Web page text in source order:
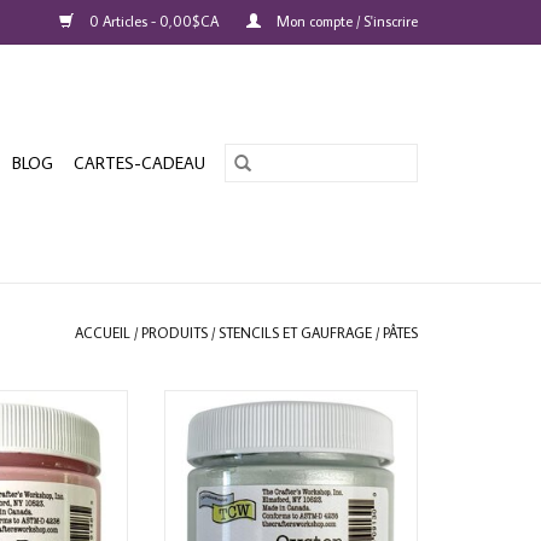
0 Articles - 0,00$CA Mon compte / S'inscrire
BLOG CARTES-CADEAU
ACCUEIL /PRODUITS /STENCILS ET GAUFRAGE /PÂTES
ROSE
PANIER
THE CRAFTER'S WORKSHOP OYSTER
AJOUTER AU PANIER